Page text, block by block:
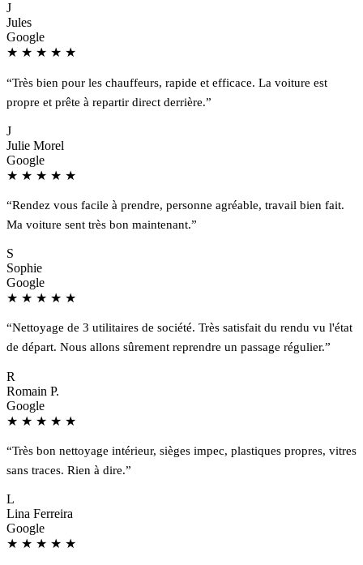
J
Jules
Google
★ ★ ★ ★ ★
“Très bien pour les chauffeurs, rapide et efficace. La voiture est
propre et prête à repartir direct derrière.”
J
Julie Morel
Google
★ ★ ★ ★ ★
“Rendez vous facile à prendre, personne agréable, travail bien fait.
Ma voiture sent très bon maintenant.”
S
Sophie
Google
★ ★ ★ ★ ★
“Nettoyage de 3 utilitaires de société. Très satisfait du rendu vu l'état
de départ. Nous allons sûrement reprendre un passage régulier.”
R
Romain P.
Google
★ ★ ★ ★ ★
“Très bon nettoyage intérieur, sièges impec, plastiques propres, vitres
sans traces. Rien à dire.”
L
Lina Ferreira
Google
★ ★ ★ ★ ★